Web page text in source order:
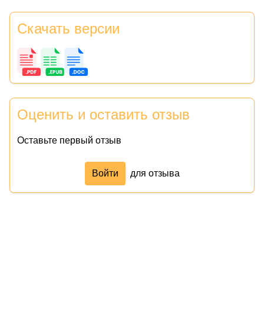
Скачать версии
Оценить и оставить отзыв
Оставьте первый отзыв
Войти для отзыва